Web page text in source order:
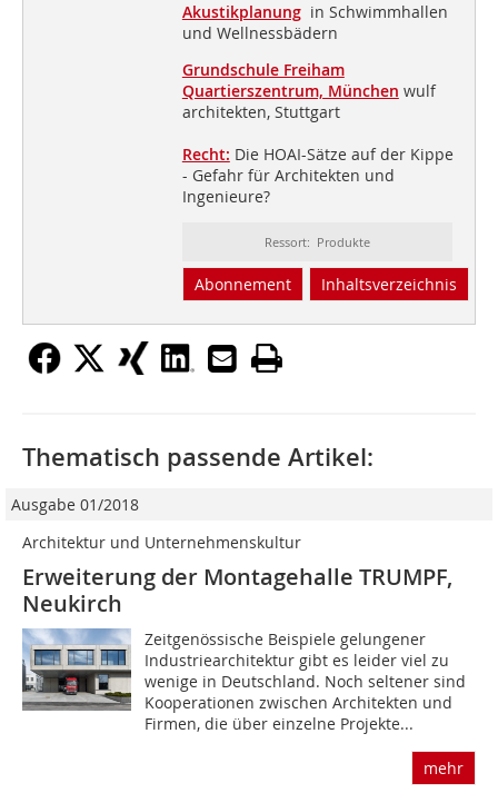
Akustikplanung in Schwimmhallen
und Wellnessbädern
Grundschule Freiham
Quartierszentrum, München wulf
architekten, Stuttgart
Recht: Die HOAI-Sätze auf der Kippe
- Gefahr für Architekten und
Ingenieure?
Ressort: Produkte
Abonnement Inhaltsverzeichnis
Thematisch passende Artikel:
Ausgabe 01/2018
Architektur und Unternehmenskultur
Erweiterung der Montagehalle TRUMPF,
Neukirch
Zeitgenössische Beispiele gelungener
Industriearchitektur gibt es leider viel zu
wenige in Deutschland. Noch seltener sind
Kooperationen zwischen Architekten und
Firmen, die über einzelne Projekte...
mehr